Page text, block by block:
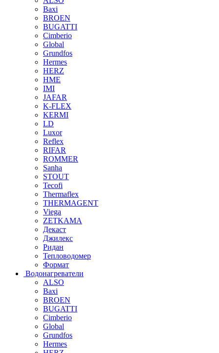
Baxi
BROEN
BUGATTI
Cimberio
Global
Grundfos
Hermes
HERZ
HME
IMI
JAFAR
K-FLEX
KERMI
LD
Luxor
Reflex
RIFAR
ROMMER
Sanha
STOUT
Tecofi
Thermaflex
THERMAGENT
Viega
ZETKAMA
Декаст
Джилекс
Ридан
Тепловодомер
Формат
Водонагреватели
ALSO
Baxi
BROEN
BUGATTI
Cimberio
Global
Grundfos
Hermes